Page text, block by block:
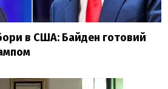
в США: Байден готовий